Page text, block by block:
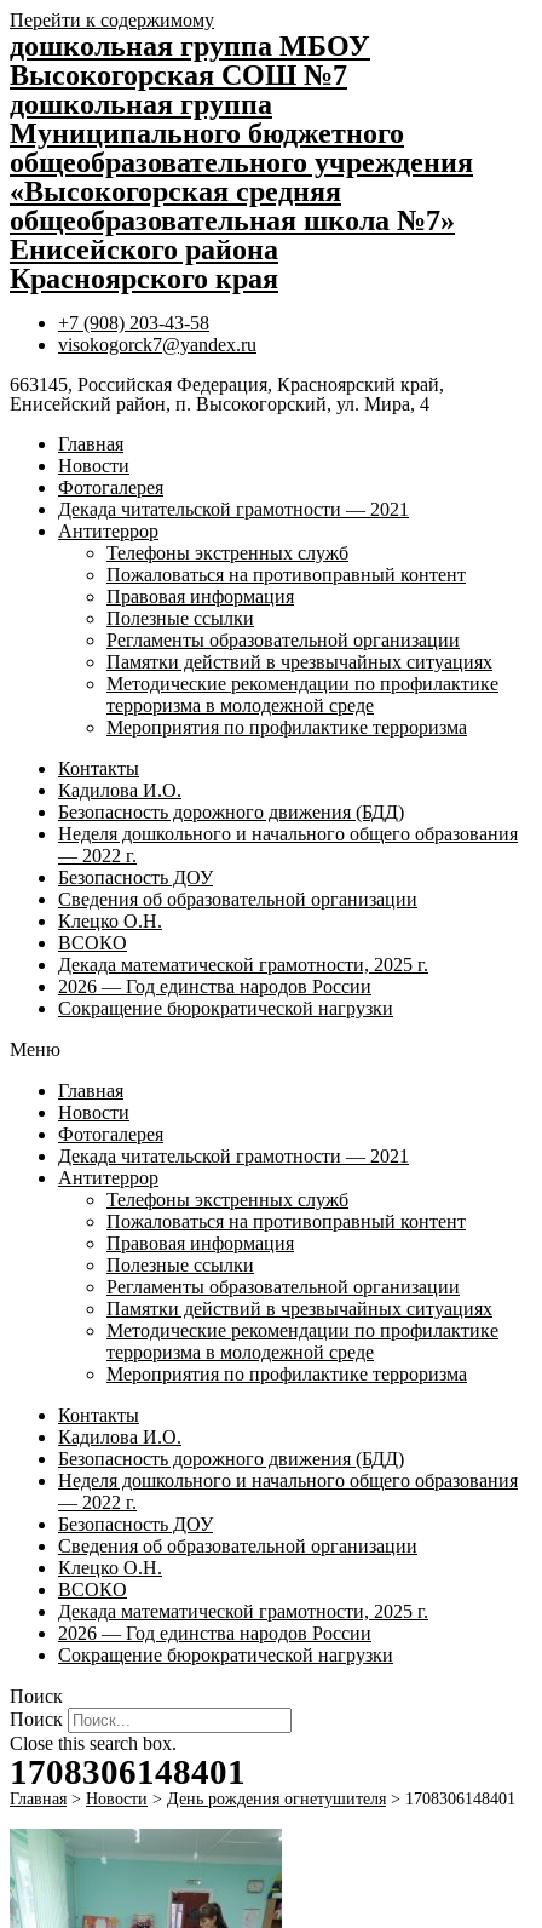
Перейти к содержимому
дошкольная группа МБОУ
Высокогорская СОШ №7
дошкольная группа
Муниципального бюджетного
общеобразовательного учреждения
«Высокогорская средняя
общеобразовательная школа №7»
Енисейского района
Красноярского края
+7 (908) 203-43-58
visokogorck7@yandex.ru
663145, Российская Федерация, Красноярский край,
Енисейский район, п. Высокогорский, ул. Мира, 4
Главная
Новости
Фотогалерея
Декада читательской грамотности — 2021
Антитеррор
Телефоны экстренных служб
Пожаловаться на противоправный контент
Правовая информация
Полезные ссылки
Регламенты образовательной организации
Памятки действий в чрезвычайных ситуациях
Методические рекомендации по профилактике
терроризма в молодежной среде
Мероприятия по профилактике терроризма
Контакты
Кадилова И.О.
Безопасность дорожного движения (БДД)
Неделя дошкольного и начального общего образования
— 2022 г.
Безопасность ДОУ
Сведения об образовательной организации
Клецко О.Н.
ВСОКО
Декада математической грамотности, 2025 г.
2026 — Год единства народов России
Сокращение бюрократической нагрузки
Меню
Главная
Новости
Фотогалерея
Декада читательской грамотности — 2021
Антитеррор
Телефоны экстренных служб
Пожаловаться на противоправный контент
Правовая информация
Полезные ссылки
Регламенты образовательной организации
Памятки действий в чрезвычайных ситуациях
Методические рекомендации по профилактике
терроризма в молодежной среде
Мероприятия по профилактике терроризма
Контакты
Кадилова И.О.
Безопасность дорожного движения (БДД)
Неделя дошкольного и начального общего образования
— 2022 г.
Безопасность ДОУ
Сведения об образовательной организации
Клецко О.Н.
ВСОКО
Декада математической грамотности, 2025 г.
2026 — Год единства народов России
Сокращение бюрократической нагрузки
Поиск
Поиск
Close this search box.
1708306148401
Главная > Новости > День рождения огнетушителя > 1708306148401